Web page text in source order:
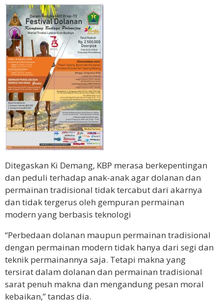
Ditegaskan Ki Demang, KBP merasa berkepentingan
dan peduli terhadap anak-anak agar dolanan dan
permainan tradisional tidak tercabut dari akarnya
dan tidak tergerus oleh gempuran permainan
modern yang berbasis teknologi
“Perbedaan dolanan maupun permainan tradisional
dengan permainan modern tidak hanya dari segi dan
teknik permainannya saja. Tetapi makna yang
tersirat dalam dolanan dan permainan tradisional
sarat penuh makna dan mengandung pesan moral
kebaikan,” tandas dia.